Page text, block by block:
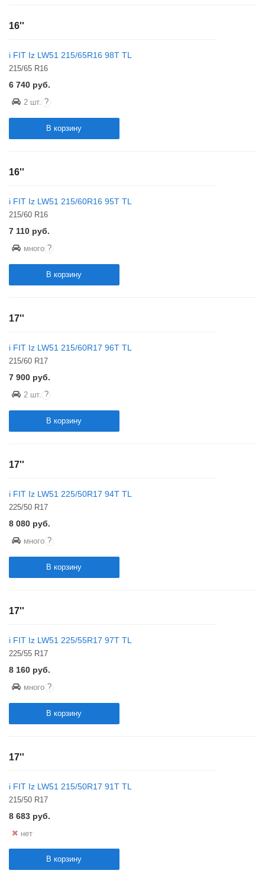
16''
i FIT Iz LW51 215/65R16 98T TL
215/65 R16
6 740 руб.
2 шт. ?
В корзину
16''
i FIT Iz LW51 215/60R16 95T TL
215/60 R16
7 110 руб.
много ?
В корзину
17''
i FIT Iz LW51 215/60R17 96T TL
215/60 R17
7 900 руб.
2 шт. ?
В корзину
17''
i FIT Iz LW51 225/50R17 94T TL
225/50 R17
8 080 руб.
много ?
В корзину
17''
i FIT Iz LW51 225/55R17 97T TL
225/55 R17
8 160 руб.
много ?
В корзину
17''
i FIT Iz LW51 215/50R17 91T TL
215/50 R17
8 683 руб.
нет
В корзину